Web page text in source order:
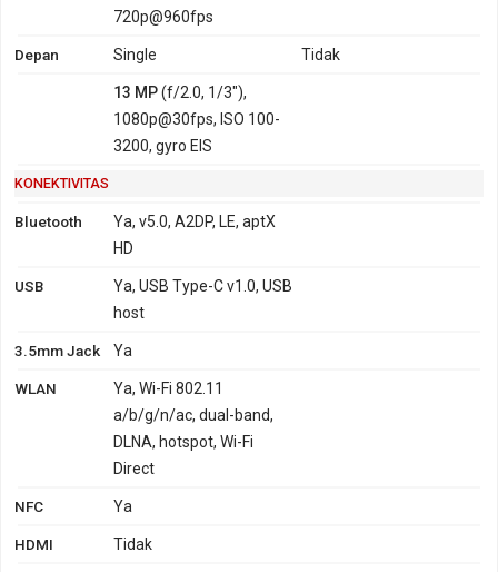
720p@960fps
Depan Single Tidak
13 MP(f/2.0, 1/3"),
1080p@30fps, ISO 100-
3200, gyro EIS
KONEKTIVITAS
Bluetooth
Ya, v5.0, A2DP, LE, aptX
HD
USB
Ya, USB Type-C v1.0, USB
host
3.5mm Jack Ya
WLAN
Ya, Wi-Fi 802.11
a/b/g/n/ac, dual-band,
DLNA, hotspot, Wi-Fi
Direct
NFC Ya
HDMI Tidak